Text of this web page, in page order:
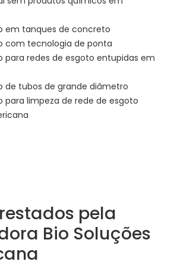
em tanques de concreto
com tecnologia de ponta
para redes de esgoto entupidas em
de tubos de grande diâmetro
limpeza de rede de esgoto
pela
Bio Soluções